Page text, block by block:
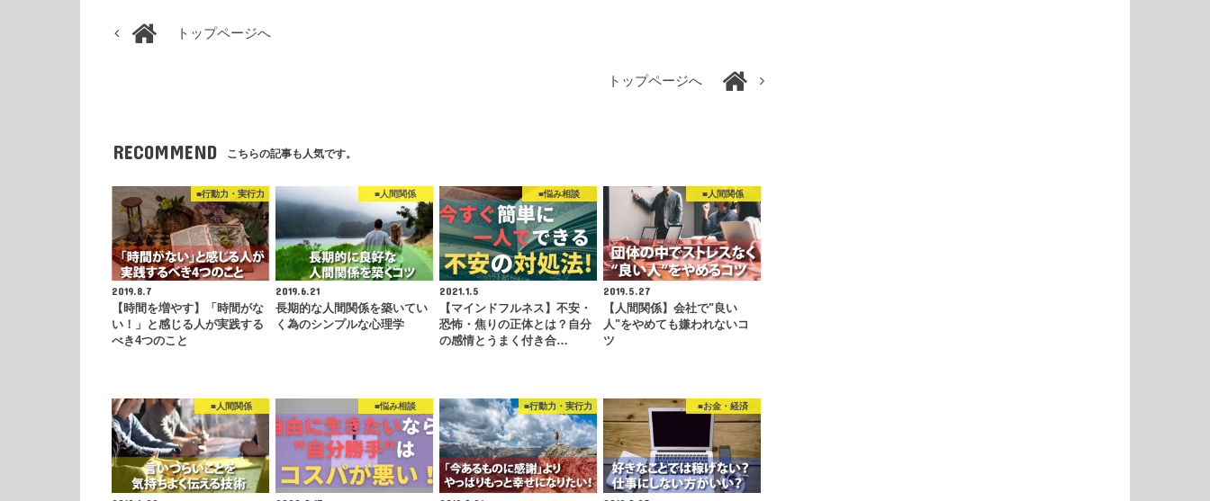
トップページへ
トップページへ
RECOMMEND こちらの記事も人気です。
■行動力・実行力
2019.8.7
【時間を増やす】「時間がな
い！」と感じる人が実践する
べき4つのこと
■人間関係
2019.6.21
長期的な人間関係を築いてい
く為のシンプルな心理学
■悩み相談
2021.1.5
【マインドフルネス】不安・
恐怖・焦りの正体とは？自分
の感情とうまく付き合…
■人間関係
2019.5.27
【人間関係】会社で"良い
人"をやめても嫌われないコ
ツ
■人間関係 ■悩み相談 ■行動力・実行力 ■お金・経済